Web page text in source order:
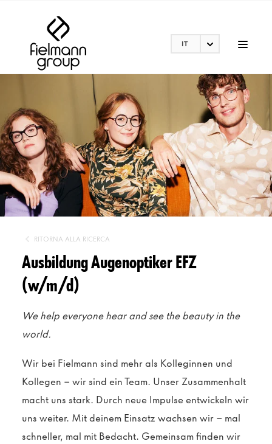
IT
RITORNA ALLA RICERCA
Ausbildung Augenoptiker EFZ
(w/m/d)
We help everyone hear and see the beauty in the
world.
Wir bei Fielmann sind mehr als Kolleginnen und
Kollegen – wir sind ein Team. Unser Zusammenhalt
macht uns stark. Durch neue Impulse entwickeln wir
uns weiter. Mit deinem Einsatz wachsen wir – mal
schneller, mal mit Bedacht. Gemeinsam finden wir